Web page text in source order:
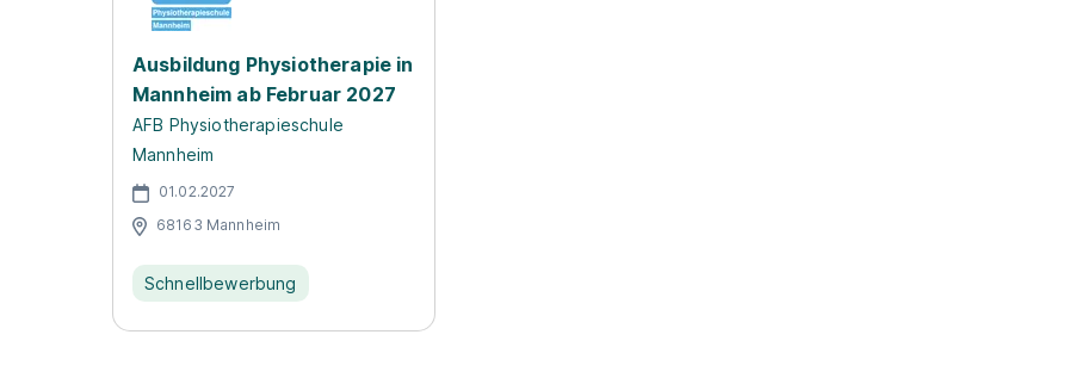
Ausbildung Physiotherapie in
Mannheim ab Februar 2027
AFB Physiotherapieschule
Mannheim
01.02.2027
68163 Mannheim
Schnellbewerbung